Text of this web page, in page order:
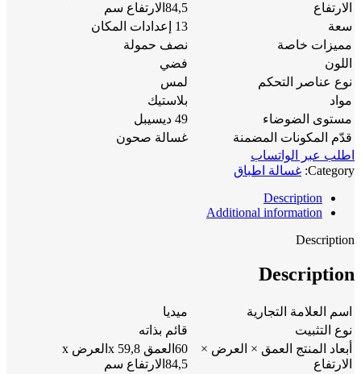
الارتفاع
84,5الارتفاع سم
سعة
13 إعدادات المكان
مميزات خاصة
نصف حمولة
اللون
فضي
نوع عناصر التحكم
لمس
مواد
بلاستيك
مستوى الضوضاء
49 ديسيبل
قدّم المكونات المضمنة
غسالة صحون
اطلب عبر الواتساب
Category: غسالة اطباق
Description
Additional information
Description
Description
اسم العلامة التجارية
ميديا
نوع التثبيت
قائم بذاته
أبعاد المنتج العمق × العرض ×
الارتفاع
60العمق x 59,8العرض x
84,5الارتفاع سم